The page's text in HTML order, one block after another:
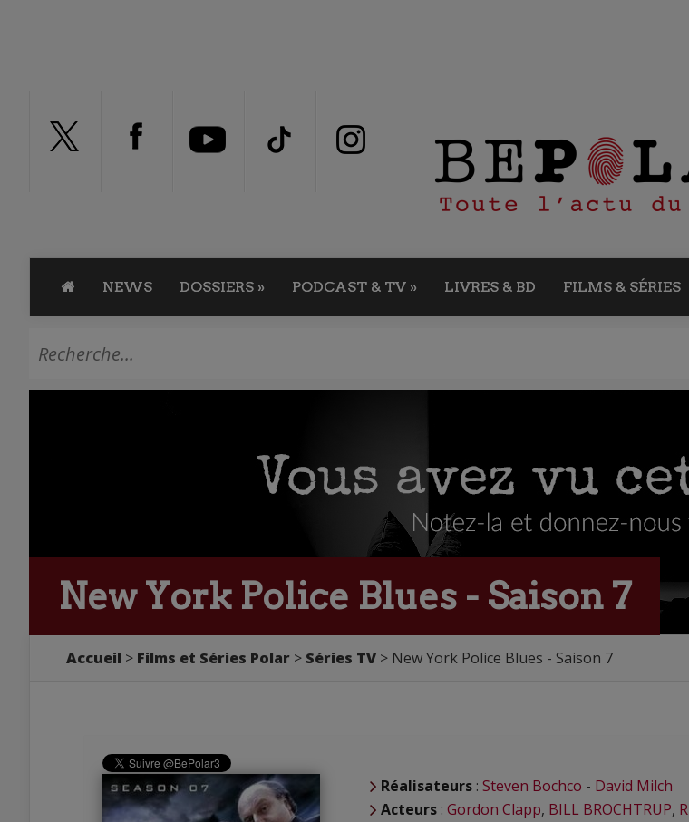
NEWS DOSSIERS » PODCAST & TV » LIVRES & BD FILMS & SÉRIES
New York Police Blues - Saison 7
Accueil Films et Séries Polar Séries TV New York Police Blues - Saison 7
Réalisateurs : Steven Bochco - David Milch
Acteurs : Gordon Clapp, BILL BROCHTRUP,